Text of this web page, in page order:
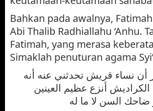
Bahkan pada awalnya,
Abi Thalib Radhiallahu ‘Anhu.
Fatimah, yang merasa
Simaklah penuturan agama
أن نساء قريش تحدثني عنه أنه
أنزع عظيم العينين